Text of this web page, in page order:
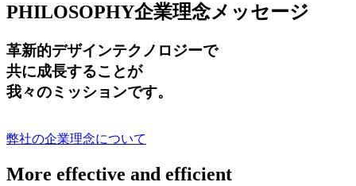
PHILOSOPHY企業理念メッセージ
革新的デザインテクノロジーで
共に成長することが
我々のミッションです。
弊社の企業理念について
More effective and efficient